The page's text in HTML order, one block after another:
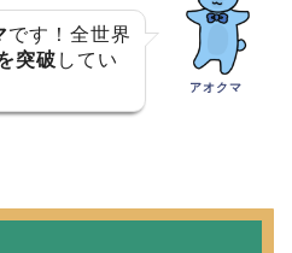
です！全世界
突破 してい
アオクマ